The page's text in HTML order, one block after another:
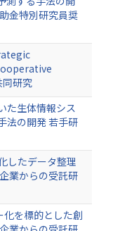
金特別研究員奨
研究
た生体情報シス
法の開発 若手研
したデータ整理
業からの受託研
化を標的とした創